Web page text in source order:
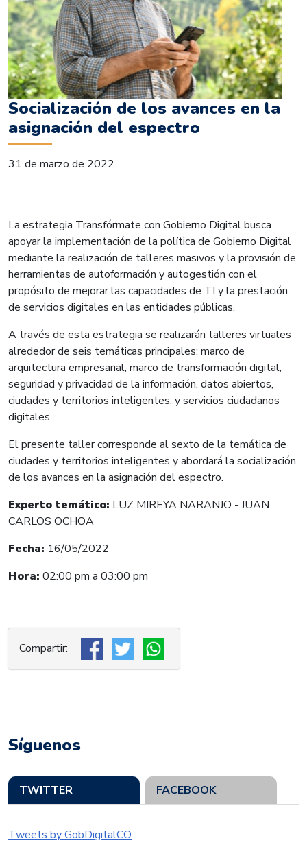
Socialización de los avances en la
asignación del espectro
31 de marzo de 2022
La estrategia Transfórmate con Gobierno Digital busca
apoyar la implementación de la política de Gobierno Digital
mediante la realización de talleres masivos y la provisión de
herramientas de autoformación y autogestión con el
propósito de mejorar las capacidades de TI y la prestación
de servicios digitales en las entidades públicas.
A través de esta estrategia se realizarán talleres virtuales
alrededor de seis temáticas principales: marco de
arquitectura empresarial, marco de transformación digital,
seguridad y privacidad de la información, datos abiertos,
ciudades y territorios inteligentes, y servicios ciudadanos
digitales.
El presente taller corresponde al sexto de la temática de
ciudades y territorios inteligentes y abordará la socialización
de los avances en la asignación del espectro.
Experto temático: LUZ MIREYA NARANJO - JUAN
CARLOS OCHOA
Fecha: 16/05/2022
Hora: 02:00 pm a 03:00 pm
Síguenos
TWITTER FACEBOOK
Tweets by GobDigitalCO